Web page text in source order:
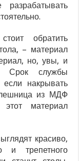
обратить
– материал
но, увы, и
Срок службы
накрывать
из МДФ
материал
красиво,
и трепетного